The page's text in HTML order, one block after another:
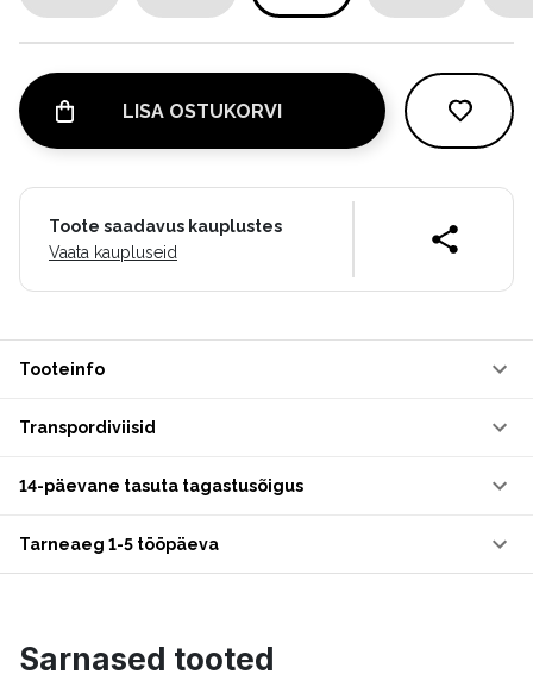
LISA OSTUKORVI
Toote saadavus kauplustes
Vaata kaupluseid
Tooteinfo
Transpordiviisid
14-päevane tasuta tagastusõigus
Tarneaeg 1-5 tööpäeva
Sarnased tooted